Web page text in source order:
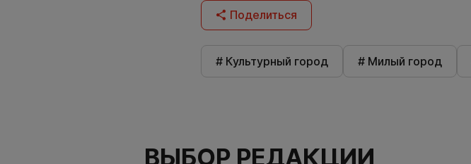
Поделиться
# Культурный город # Милый город
ВЫБОР РЕДАКЦИИ